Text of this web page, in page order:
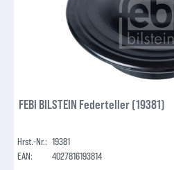
FEBI BILSTEIN Federteller (19381)
Hrst.-Nr.: 19381
EAN:
4027816193814